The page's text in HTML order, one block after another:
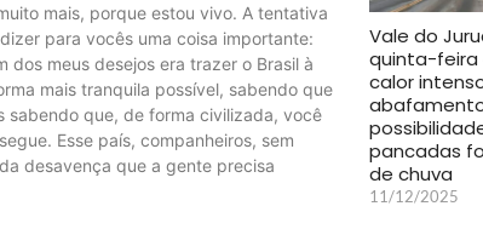
mais, porque estou vivo. A tentativa
para vocês uma coisa importante:
meus desejos era trazer o Brasil à
mais tranquila possível, sabendo que
sabendo que, de forma civilizada, você
Esse país, companheiros, sem
desavença que a gente precisa
Vale do
quinta-feira
calor
pancadas
de chuva
11/12/2025